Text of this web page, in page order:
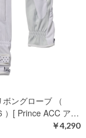
ングローブ （
）[ Prince ACC ア…
￥4,290